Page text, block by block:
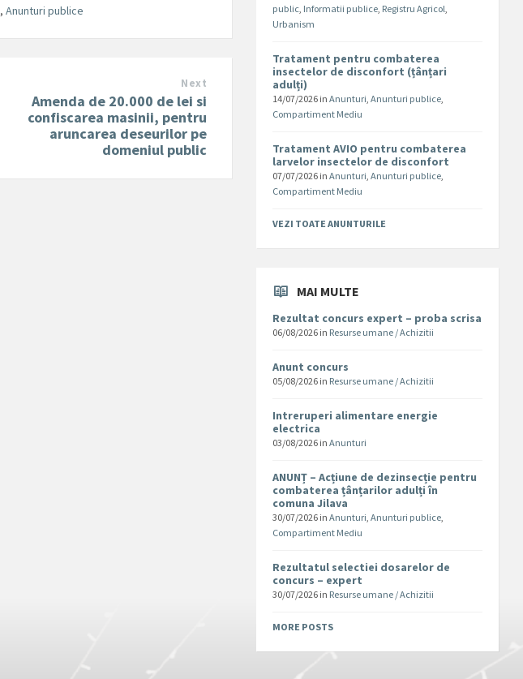
,Anunturi publice
Next
Amenda de 20.000 de lei si
confiscarea masinii, pentru
aruncarea deseurilor pe
domeniul public
public, Informatii publice, Registru Agricol,
Urbanism
Tratament pentru combaterea
insectelor de disconfort (țânțari
adulți)
14/07/2026 inAnunturi,Anunturi publice,
Compartiment Mediu
Tratament AVIO pentru combaterea
larvelor insectelor de disconfort
07/07/2026 inAnunturi,Anunturi publice,
Compartiment Mediu
VEZI TOATE ANUNTURILE
MAI MULTE
Rezultat concurs expert – proba scrisa
06/08/2026 in Resurse umane / Achizitii
Anunt concurs
05/08/2026 in Resurse umane / Achizitii
Intreruperi alimentare energie
electrica
03/08/2026 inAnunturi
ANUNȚ – Acțiune de dezinsecție pentru
combaterea țânțarilor adulți în
comuna Jilava
30/07/2026 inAnunturi,Anunturi publice,
Compartiment Mediu
Rezultatul selectiei dosarelor de
concurs – expert
30/07/2026 in Resurse umane / Achizitii
MORE POSTS